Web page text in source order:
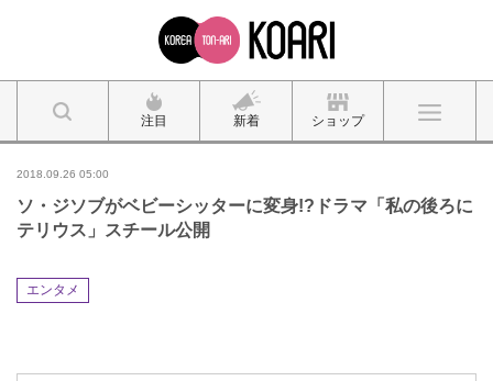
注目 新着 ショップ
2018.09.26 05:00
ソ・ジソブがベビーシッターに変身!?ドラマ「私の後ろに
テリウス」スチール公開
エンタメ